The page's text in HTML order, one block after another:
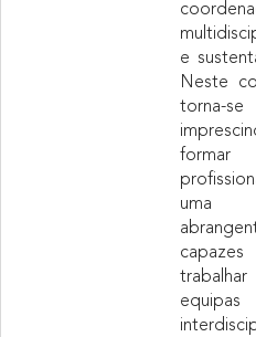
e
Neste
torna-se
formar
uma
equipas